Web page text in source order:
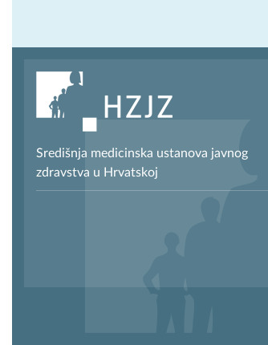
Središnja medicinska ustanova javnog
zdravstva u Hrvatskoj